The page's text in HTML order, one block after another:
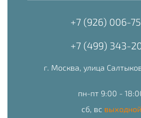
+7 (926) 006-
+7 (499) 343-
г. Москва, улица
пн-пт 9:00 -
сб, вс выходной